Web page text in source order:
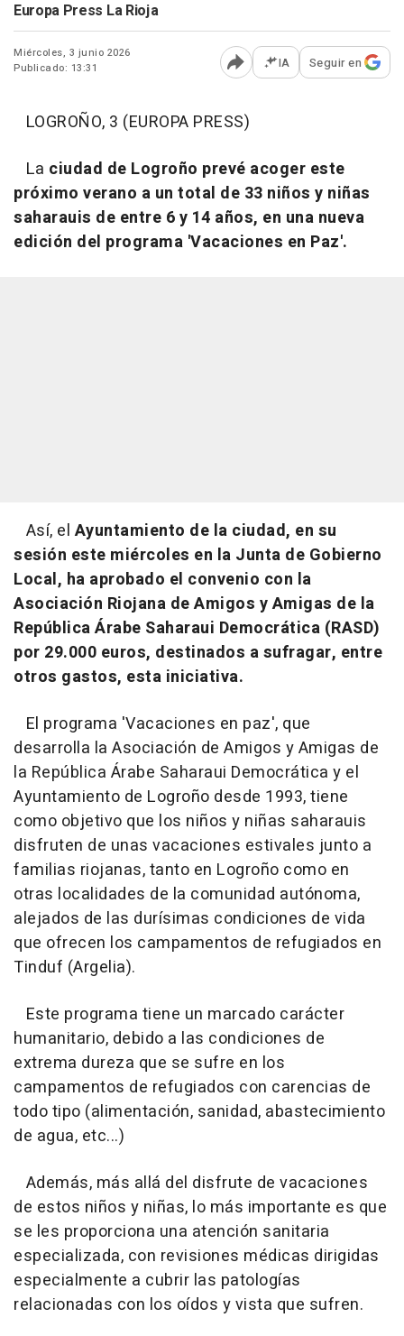
Europa Press La Rioja
Miércoles, 3 junio 2026
Publicado: 13:31
Abrir opciones para
IA Seguir en
LOGROÑO, 3 (EUROPA PRESS)
La ciudad de Logroño prevé acoger este
próximo verano a un total de 33 niños y niñas
saharauis de entre 6 y 14 años, en una nueva
edición del programa 'Vacaciones en Paz'.
Así, el Ayuntamiento de la ciudad, en su
sesión este miércoles en la Junta de Gobierno
Local, ha aprobado el convenio con la
Asociación Riojana de Amigos y Amigas de la
República Árabe Saharaui Democrática (RASD)
por 29.000 euros, destinados a sufragar, entre
otros gastos, esta iniciativa.
El programa 'Vacaciones en paz', que
desarrolla la Asociación de Amigos y Amigas de
la República Árabe Saharaui Democrática y el
Ayuntamiento de Logroño desde 1993, tiene
como objetivo que los niños y niñas saharauis
disfruten de unas vacaciones estivales junto a
familias riojanas, tanto en Logroño como en
otras localidades de la comunidad autónoma,
alejados de las durísimas condiciones de vida
que ofrecen los campamentos de refugiados en
Tinduf (Argelia).
Este programa tiene un marcado carácter
humanitario, debido a las condiciones de
extrema dureza que se sufre en los
campamentos de refugiados con carencias de
todo tipo (alimentación, sanidad, abastecimiento
de agua, etc...)
Además, más allá del disfrute de vacaciones
de estos niños y niñas, lo más importante es que
se les proporciona una atención sanitaria
especializada, con revisiones médicas dirigidas
especialmente a cubrir las patologías
relacionadas con los oídos y vista que sufren.